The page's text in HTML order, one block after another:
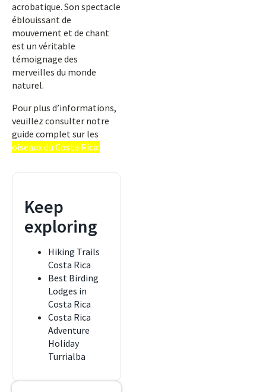
acrobatique. Son spectacle
éblouissant de
mouvement et de chant
est un véritable
témoignage des
merveilles du monde
naturel.
Pour plus d’informations,
veuillez consulter notre
guide complet sur les
oiseaux du Costa Rica.
Keep
exploring
Hiking Trails
Costa Rica
Best Birding
Lodges in
Costa Rica
Costa Rica
Adventure
Holiday
Turrialba